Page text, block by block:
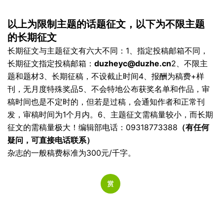
以上为限制主题的话题征文，以下为不限主题
的长期征文
长期征文与主题征文有六大不同： 1、指定投稿邮箱不同，
长期征文指定投稿邮箱： duzheyc@duzhe.cn2、不限主
题和题材3、长期征稿，不设截止时间4、报酬为稿费+样
刊，无月度特殊奖品5、不会特地公布获奖名单和作品，审
稿时间也是不定时的，但若是过稿，会通知作者和正常刊
发，审稿时间为1个月内。 6、主题征文需稿量较小，而长期
征文的需稿量极大！ 编辑部电话：09318773388 （有任何
疑问，可直接电话联系）
杂志的一般稿费标准为300元/千字。